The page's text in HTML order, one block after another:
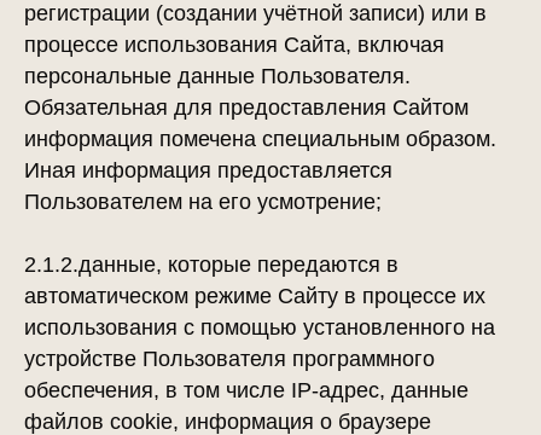
регистрации (создании учётной записи) или в
процессе использования Сайта, включая
персональные данные Пользователя.
Обязательная для предоставления Сайтом
информация помечена специальным образом.
Иная информация предоставляется
Пользователем на его усмотрение;
2.1.2.данные, которые передаются в
автоматическом режиме Сайту в процессе их
использования с помощью установленного на
устройстве Пользователя программного
обеспечения, в том числе IP-адрес, данные
файлов cookie, информация о браузере